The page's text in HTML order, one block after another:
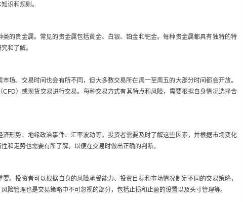
识和规则。
类的贵金属。常见的贵金属包括黄金、白银、铂金和钯金。每种贵金属都具有独特的特
和了解。
场。交易时间也会有所不同，但大多数交易所在周一至周五的大部分时间都会开放。
）或现货交易进行交易。每种交易方式有其特点和风险，需要根据自身情况选择合
形势、地缘政治事件、汇率波动等。投资者需要及时了解这些因素，并根据市场变化
和走势也需要有所了解，以便在交易时做出正确的判断。
。投资者可以根据自身的风险承受能力、投资目标和市场情况制定不同的交易策略，
险管理也是交易策略中不可忽视的部分，包括止损和止盈的设置以及头寸管理等。